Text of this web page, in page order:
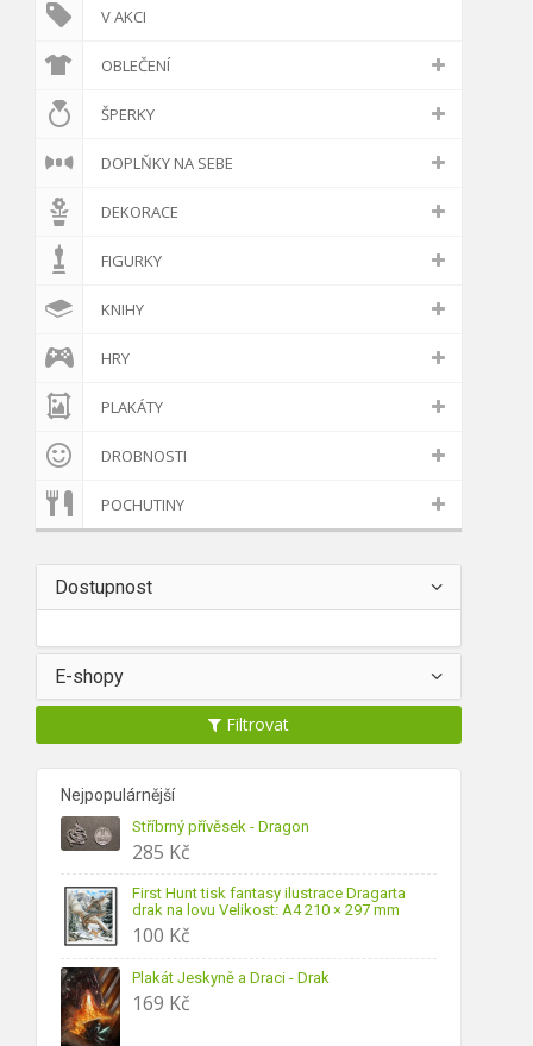
O webu
V AKCI
OBLEČENÍ
ŠPERKY
DOPLŇKY NA SEBE
DEKORACE
FIGURKY
KNIHY
HRY
PLAKÁTY
DROBNOSTI
POCHUTINY
Dostupnost
E-shopy
Filtrovat
Nejpopulárnější
Stříbrný přívěsek - Dragon
285 Kč
First Hunt tisk fantasy ilustrace Dragarta
drak na lovu Velikost: A4 210 × 297 mm
100 Kč
Plakát Jeskyně a Draci - Drak
169 Kč